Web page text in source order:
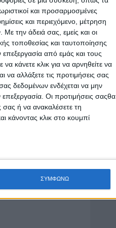
και προσαρμοσμένες
και περιεχόμενο, μέτρηση
Με την άδειά σας, εμείς και οι
τοποθεσίας και ταυτοποίησης
από εμάς και τους
κάνετε κλικ για να αρνηθείτε να
αλλάξετε τις προτιμήσεις σας
δεδομένων ενδέχεται να μην
Οι προτιμήσεις σαςθα
σας ή να ανακαλέσετε τη
κάνοντας κλικ στο κουμπί
ΣΥΜΦΩΝΩ
Πολιτικών, ΕΚΔΔΑ &
Επικοινωνίας του ΟΠΑ
Πρόοδος»,